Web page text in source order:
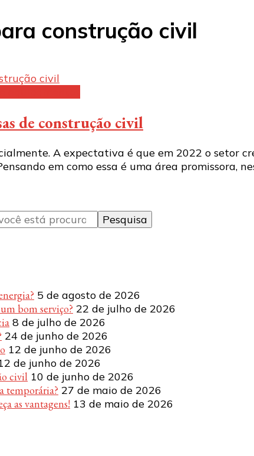
construção civil
de construção civil
A expectativa é que em 2022 o setor
em como essa é uma área promissora,
5 de agosto de 2026
bom serviço? 22 de julho de 2026
8 de julho de 2026
24 de junho de 2026
12 de junho de 2026
de junho de 2026
civil 10 de junho de 2026
temporária? 27 de maio de 2026
as vantagens! 13 de maio de 2026